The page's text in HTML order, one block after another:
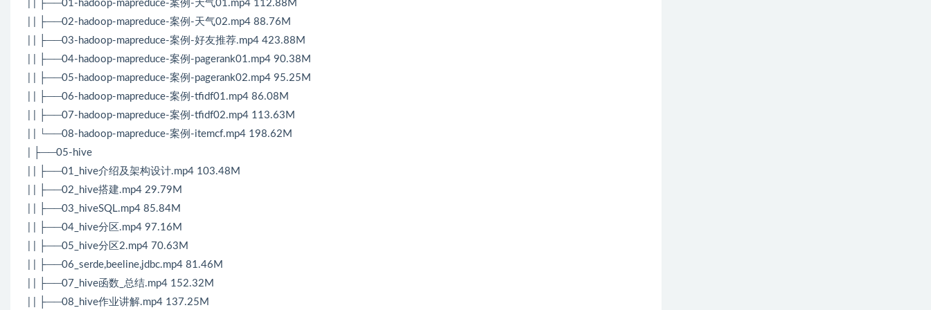
| | ├──01-hadoop-mapreduce-案例-天气01.mp4 112.88M
| | ├──02-hadoop-mapreduce-案例-天气02.mp4 88.76M
| | ├──03-hadoop-mapreduce-案例-好友推荐.mp4 423.88M
| | ├──04-hadoop-mapreduce-案例-pagerank01.mp4 90.38M
| | ├──05-hadoop-mapreduce-案例-pagerank02.mp4 95.25M
| | ├──06-hadoop-mapreduce-案例-tfidf01.mp4 86.08M
| | ├──07-hadoop-mapreduce-案例-tfidf02.mp4 113.63M
| | └──08-hadoop-mapreduce-案例-itemcf.mp4 198.62M
| ├──05-hive
| | ├──01_hive介绍及架构设计.mp4 103.48M
| | ├──02_hive搭建.mp4 29.79M
| | ├──03_hiveSQL.mp4 85.84M
| | ├──04_hive分区.mp4 97.16M
| | ├──05_hive分区2.mp4 70.63M
| | ├──06_serde,beeline,jdbc.mp4 81.46M
| | ├──07_hive函数_总结.mp4 152.32M
| | ├──08_hive作业讲解.mp4 137.25M